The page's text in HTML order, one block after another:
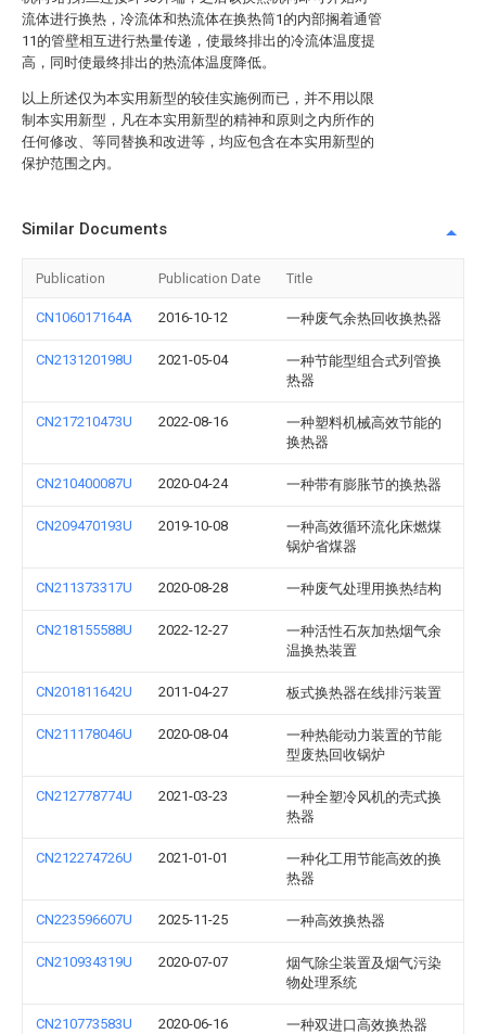
流体进行换热，冷流体和热流体在换热筒1的内部搁着通管
11的管壁相互进行热量传递，使最终排出的冷流体温度提
高，同时使最终排出的热流体温度降低。
以上所述仅为本实用新型的较佳实施例而已，并不用以限
制本实用新型，凡在本实用新型的精神和原则之内所作的
任何修改、等同替换和改进等，均应包含在本实用新型的
保护范围之内。
Similar Documents
Publication Publication Date Title
CN106017164A 2016-10-12 一种废气余热回收换热器
CN213120198U 2021-05-04
一种节能型组合式列管换
热器
CN217210473U 2022-08-16
一种塑料机械高效节能的
换热器
CN210400087U 2020-04-24 一种带有膨胀节的换热器
CN209470193U 2019-10-08
一种高效循环流化床燃煤
锅炉省煤器
CN211373317U 2020-08-28 一种废气处理用换热结构
CN218155588U 2022-12-27
一种活性石灰加热烟气余
温换热装置
CN201811642U 2011-04-27 板式换热器在线排污装置
CN211178046U 2020-08-04
一种热能动力装置的节能
型废热回收锅炉
CN212778774U 2021-03-23
一种全塑冷风机的壳式换
热器
CN212274726U 2021-01-01
一种化工用节能高效的换
热器
CN223596607U 2025-11-25 一种高效换热器
CN210934319U 2020-07-07
烟气除尘装置及烟气污染
物处理系统
CN210773583U 2020-06-16 一种双进口高效换热器